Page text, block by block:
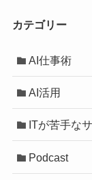
カテゴリー
AI仕事術
AI活用
ITが苦手な
Podcast